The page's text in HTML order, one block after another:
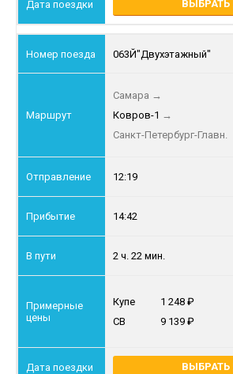
ВЫБРАТЬ
063Й"Двухэтажный"
Самара →
Ковров-1 →
Санкт-Петербург-Главн.
12:19
14:42
2 ч. 22 мин.
Купе
1 248
СВ
9 139
ВЫБРАТЬ